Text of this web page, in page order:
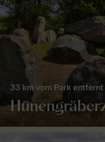
33 km vom Park entfernt